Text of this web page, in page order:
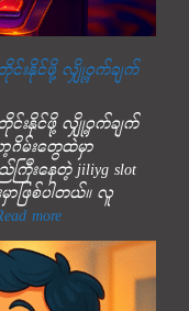
င်းနိုင်ဖို့ လျှို့ဝှက်ချက်
င်းနိုင်ဖို့ လျှို့ဝှက်ချက်
ာ့ဂိမ်းတွေထဲမှာ
ကြီးနေတဲ့ jiliyg slot
ဖြစ်ပါတယ်။ လူ
more